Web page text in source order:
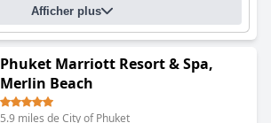
Afficher plus
Phuket Marriott Resort & Spa,
Merlin Beach
5.9 miles de City of Phuket